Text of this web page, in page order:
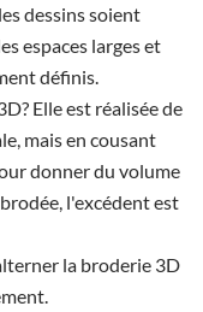
dessins soient
espaces larges et
définis.
Elle est réalisée de
mais en cousant
donner du volume
l'excédent est
la broderie 3D